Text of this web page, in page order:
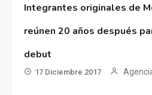
Integrantes originales de
reúnen 20 años después
debut
17 Diciembre 2017